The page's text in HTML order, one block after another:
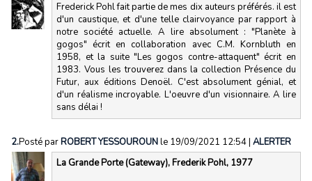
Frederick Pohl fait partie de mes dix auteurs préférés. il est
d'un caustique, et d'une telle clairvoyance par rapport à
notre société actuelle. A lire absolument : "Planète à
gogos" écrit en collaboration avec C.M. Kornbluth en
1958, et la suite "Les gogos contre-attaquent" écrit en
1983. Vous les trouverez dans la collection Présence du
Futur, aux éditions Denoël. C'est absolument génial, et
d'un réalisme incroyable. L'oeuvre d'un visionnaire. A lire
sans délai !
2.Posté parROBERT YESSOUROUNle 19/09/2021 12:54| ALERTER
La Grande Porte (Gateway), Frederik Pohl, 1977